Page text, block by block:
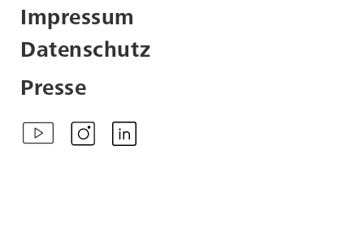
Impressum
Datenschutz
Presse